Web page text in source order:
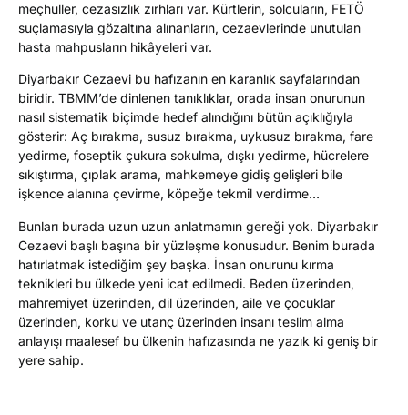
meçhuller, cezasızlık zırhları var. Kürtlerin, solcuların, FETÖ
suçlamasıyla gözaltına alınanların, cezaevlerinde unutulan
hasta mahpusların hikâyeleri var.
Diyarbakır Cezaevi bu hafızanın en karanlık sayfalarından
biridir. TBMM’de dinlenen tanıklıklar, orada insan onurunun
nasıl sistematik biçimde hedef alındığını bütün açıklığıyla
gösterir: Aç bırakma, susuz bırakma, uykusuz bırakma, fare
yedirme, foseptik çukura sokulma, dışkı yedirme, hücrelere
sıkıştırma, çıplak arama, mahkemeye gidiş gelişleri bile
işkence alanına çevirme, köpeğe tekmil verdirme…
Bunları burada uzun uzun anlatmamın gereği yok. Diyarbakır
Cezaevi başlı başına bir yüzleşme konusudur. Benim burada
hatırlatmak istediğim şey başka. İnsan onurunu kırma
teknikleri bu ülkede yeni icat edilmedi. Beden üzerinden,
mahremiyet üzerinden, dil üzerinden, aile ve çocuklar
üzerinden, korku ve utanç üzerinden insanı teslim alma
anlayışı maalesef bu ülkenin hafızasında ne yazık ki geniş bir
yere sahip.